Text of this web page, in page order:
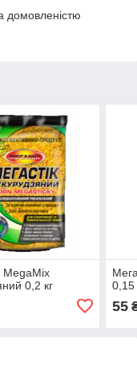
домовленістю
MegaMix
0,2 кг
0,15
55